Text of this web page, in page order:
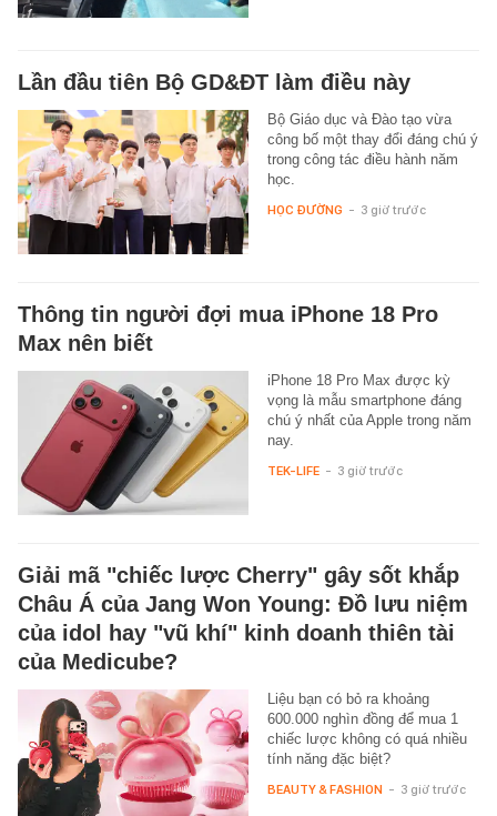
Lần đầu tiên Bộ GD&ĐT làm điều này
Bộ Giáo dục và Đào tạo vừa
công bố một thay đổi đáng chú ý
trong công tác điều hành năm
học.
HỌC ĐƯỜNG - 3 giờ trước
Thông tin người đợi mua iPhone 18 Pro
Max nên biết
iPhone 18 Pro Max được kỳ
vọng là mẫu smartphone đáng
chú ý nhất của Apple trong năm
nay.
TEK-LIFE - 3 giờ trước
Giải mã "chiếc lược Cherry" gây sốt khắp
Châu Á của Jang Won Young: Đồ lưu niệm
của idol hay "vũ khí" kinh doanh thiên tài
của Medicube?
Liệu bạn có bỏ ra khoảng
600.000 nghìn đồng để mua 1
chiếc lược không có quá nhiều
tính năng đặc biệt?
BEAUTY & FASHION - 3 giờ trước